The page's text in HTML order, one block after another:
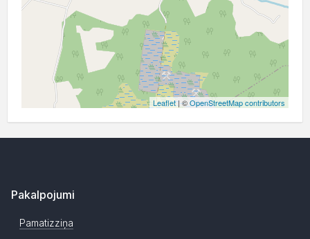
Leaflet| ©OpenStreetMap contributors
Pakalpojumi
Pamatizziņa